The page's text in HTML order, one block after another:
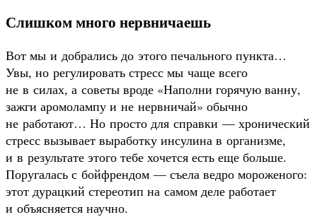
Слишком много нервничаешь
Вот мы и добрались до этого печального пункта…
Увы, но регулировать стресс мы чаще всего
не в силах, а советы вроде «Наполни горячую ванну,
зажги аромолампу и не нервничай» обычно
не работают… Но просто для справки — хронический
стресс вызывает выработку инсулина в организме,
и в результате этого тебе хочется есть еще больше.
Поругалась с бойфрендом — съела ведро мороженого:
этот дурацкий стереотип на самом деле работает
и объясняется научно.